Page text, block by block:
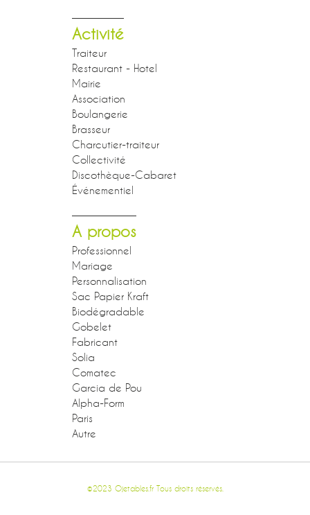
Activité
Traiteur
Restaurant - Hotel
Mairie
Association
Boulangerie
Brasseur
Charcutier-traiteur
Collectivité
Discothèque-Cabaret
Événementiel
A propos
Professionnel
Mariage
Personnalisation
Sac Papier Kraft
Biodégradable
Gobelet
Fabricant
Solia
Comatec
Garcia de Pou
Alpha-Form
Paris
Autre
©2023 Ojetables.fr Tous droits réservés.